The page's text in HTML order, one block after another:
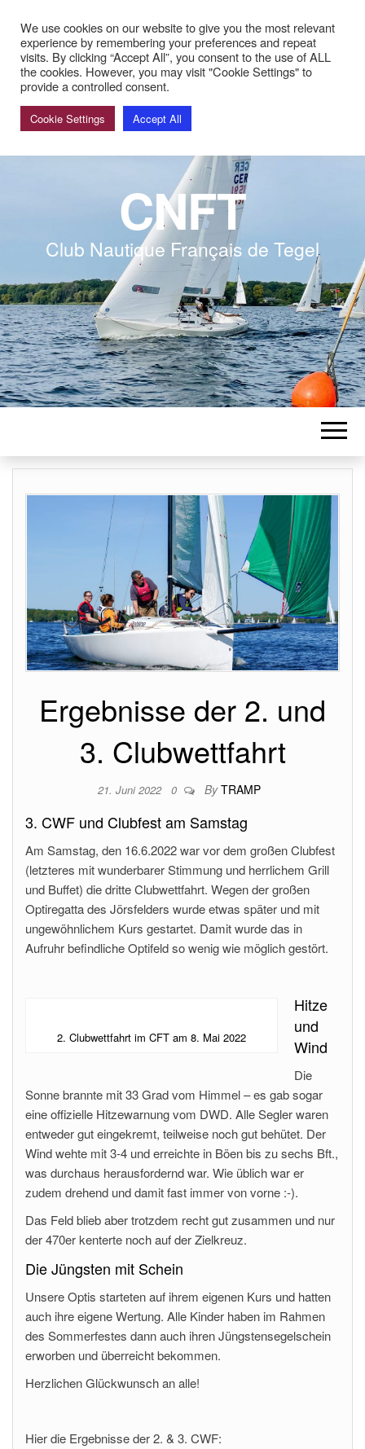
CNFT
Club Nautique Français de Tegel
Ergebnisse der 2. und
3. Clubwettfahrt
21. Juni 2022 0 By TRAMP
3. CWF und Clubfest am Samstag
Am Samstag, den 16.6.2022 war vor dem großen Clubfest
(letzteres mit wunderbarer Stimmung und herrlichem Grill
und Buffet) die dritte Clubwettfahrt. Wegen der großen
Optiregatta des Jörsfelders wurde etwas später und mit
ungewöhnlichem Kurs gestartet. Damit wurde das in
Aufruhr befindliche Optifeld so wenig wie möglich gestört.
2. Clubwettfahrt im CFT am 8. Mai 2022
Hitze
und
Wind
Die
Sonne brannte mit 33 Grad vom Himmel – es gab sogar
eine offizielle Hitzewarnung vom DWD. Alle Segler waren
entweder gut eingekremt, teilweise noch gut behütet. Der
Wind wehte mit 3-4 und erreichte in Böen bis zu sechs Bft.,
was durchaus herausfordernd war. Wie üblich war er
zudem drehend und damit fast immer von vorne :-).
Das Feld blieb aber trotzdem recht gut zusammen und nur
der 470er kenterte noch auf der Zielkreuz.
Die Jüngsten mit Schein
Unsere Optis starteten auf ihrem eigenen Kurs und hatten
auch ihre eigene Wertung. Alle Kinder haben im Rahmen
des Sommerfestes dann auch ihren Jüngstensegelschein
erworben und überreicht bekommen.
Herzlichen Glückwunsch an alle!
Hier die Ergebnisse der 2. & 3. CWF:
We use cookies on our website to give you the most relevant
experience by remembering your preferences and repeat
visits. By clicking “Accept All”, you consent to the use of ALL
the cookies. However, you may visit "Cookie Settings" to
provide a controlled consent.
Cookie Settings Accept All